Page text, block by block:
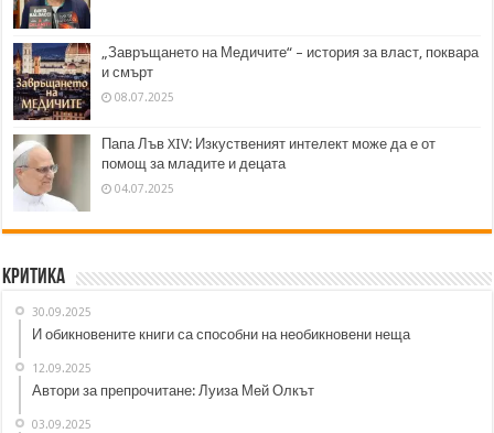
„Завръщането на Медичите“ – история за власт, поквара
и смърт
08.07.2025
Папа Лъв XIV: Изкуственият интелект може да е от
помощ за младите и децата
04.07.2025
Критика
30.09.2025
И обикновените книги са способни на необикновени неща
12.09.2025
Автори за препрочитане: Луиза Мей Олкът
03.09.2025